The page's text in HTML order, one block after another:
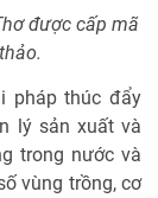
được cấp mã
pháp thúc đẩy
lý sản xuất và
trong nước và
vùng trồng, cơ